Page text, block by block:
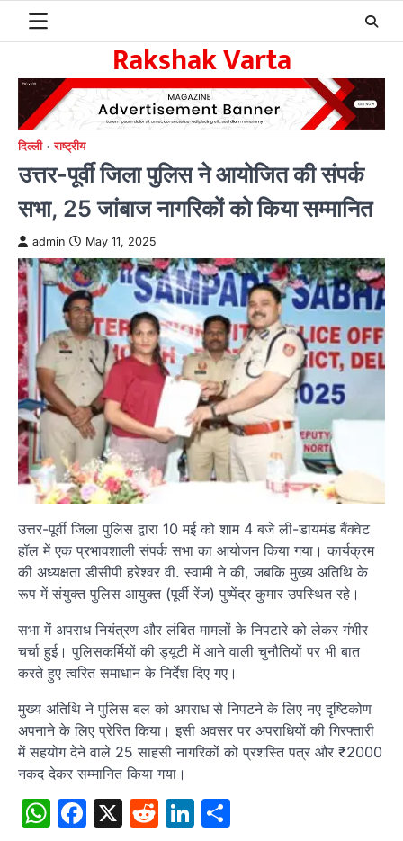
Rakshak Varta
दिल्ली राष्ट्रीय
उत्तर-पूर्वी जिला पुलिस ने आयोजित की संपर्क
सभा, 25 जांबाज नागरिकों को किया सम्मानित
admin May 11, 2025
उत्तर-पूर्वी जिला पुलिस द्वारा 10 मई को शाम 4 बजे ली-डायमंड बैंक्वेट
हॉल में एक प्रभावशाली संपर्क सभा का आयोजन किया गया। कार्यक्रम
की अध्यक्षता डीसीपी हरेश्वर वी. स्वामी ने की, जबकि मुख्य अतिथि के
रूप में संयुक्त पुलिस आयुक्त (पूर्वी रेंज) पुष्पेंद्र कुमार उपस्थित रहे।
सभा में अपराध नियंत्रण और लंबित मामलों के निपटारे को लेकर गंभीर
चर्चा हुई। पुलिसकर्मियों की ड्यूटी में आने वाली चुनौतियों पर भी बात
करते हुए त्वरित समाधान के निर्देश दिए गए।
मुख्य अतिथि ने पुलिस बल को अपराध से निपटने के लिए नए दृष्टिकोण
अपनाने के लिए प्रेरित किया। इसी अवसर पर अपराधियों की गिरफ्तारी
में सहयोग देने वाले 25 साहसी नागरिकों को प्रशस्ति पत्र और ₹2000
नकद देकर सम्मानित किया गया।
WhatsApp
Facebook
X RedditLinkedIn